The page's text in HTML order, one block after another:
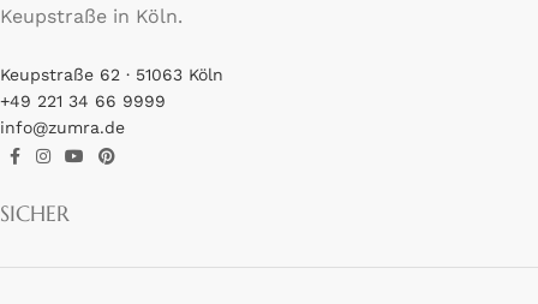
Keupstraße in Köln.
Keupstraße 62 · 51063 Köln
+49 221 34 66 9999
info@zumra.de
SICHER